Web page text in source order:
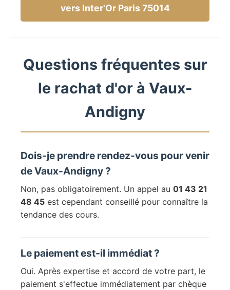
vers Inter'Or Paris 75014
Questions fréquentes sur
le rachat d'or à Vaux-
Andigny
Dois-je prendre rendez-vous pour venir
de Vaux-Andigny ?
Non, pas obligatoirement. Un appel au 01 43 21
48 45 est cependant conseillé pour connaître la
tendance des cours.
Le paiement est-il immédiat ?
Oui. Après expertise et accord de votre part, le
paiement s'effectue immédiatement par chèque